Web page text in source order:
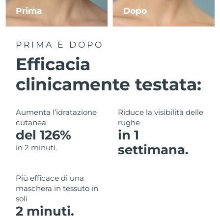
Prima Dopo
PRIMA E DOPO
Efficacia
clinicamente testata:
Aumenta l’idratazione
cutanea
del 126%
in 2 minuti.
Riduce la visibilità delle
rughe
in 1
settimana.
Più efficace di una
maschera in tessuto in
soli
2 minuti.
RAS di Macao Consegna stimata
Malaysia
Malta
Messico Consegna stimata 8/12/26
Monaco Consegna stimata8/9/26
Paesi Bassi Consegna stimata
Norvegia
Oman